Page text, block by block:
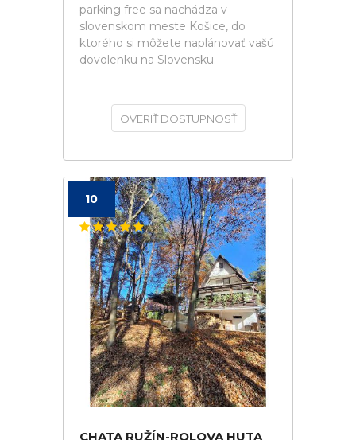
parking free sa nachádza v
slovenskom meste Košice, do
ktorého si môžete naplánovať vašú
dovolenku na Slovensku.
OVERIŤ DOSTUPNOSŤ
10
CHATA RUŽÍN-ROLOVA HUTA